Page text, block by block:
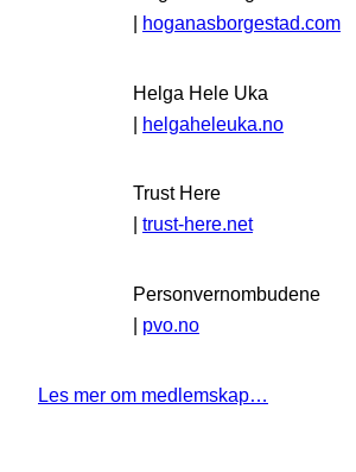
| hoganasborgestad.com
Helga Hele Uka
| helgaheleuka.no
Trust Here
trust-here.net
Personvernombudene
| pvo.no
Les mer om medlemskap…